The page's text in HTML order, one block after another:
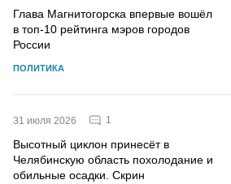
Глава Магнитогорска впервые вошёл
в топ-10 рейтинга мэров городов
России
ПОЛИТИКА
31 июля 2026 1
Высотный циклон принесёт в
Челябинскую область похолодание и
обильные осадки. Скрин